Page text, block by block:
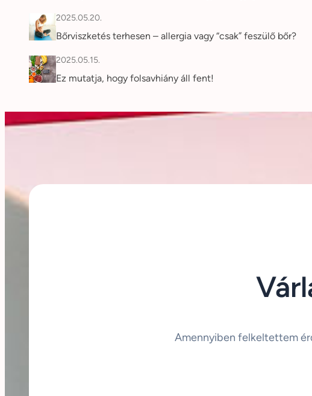
2025.05.20.
Bőrviszketés terhesen – allergia vagy “csak” feszülő bőr?
2025.05.15.
Ez mutatja, hogy folsavhiány áll fent!
Amennyiben felkeltettem